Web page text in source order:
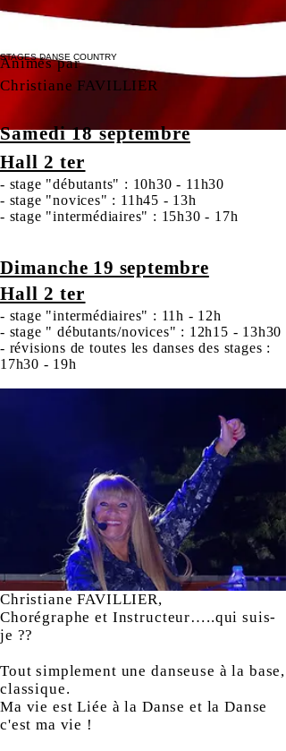
STAGES DANSE COUNTRY
Animés par
Christiane FAVILLIER
Samedi 18 septembre
Hall 2 ter
- stage "débutants" : 10h30 - 11h30
- stage "novices" : 11h45 - 13h
- stage "intermédiaires" : 15h30 - 17h
Dimanche 19 septembre
Hall 2 ter
- stage "intermédiaires" : 11h - 12h
- stage " débutants/novices" : 12h15 - 13h30
- révisions de toutes les danses des stages :
17h30 - 19h
Christiane FAVILLIER,
Chorégraphe et Instructeur…..qui suis-
je ??
Tout simplement une danseuse à la base,
classique.
Ma vie est Liée à la Danse et la Danse
c'est ma vie !